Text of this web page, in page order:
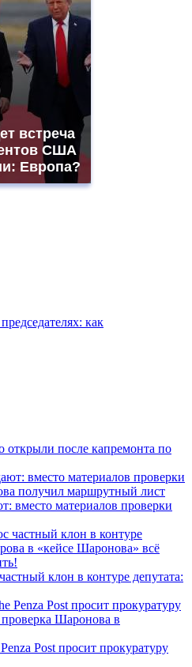
встреча
США
Европа?
как
после капремонта по
вместо материалов проверки
клон в контуре депутата:
Post просит прокуратуру